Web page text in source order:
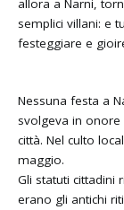
allora a Narni,
semplici villani: e
festeggiare e
Nessuna festa a
svolgeva in onore
città. Nel culto
maggio.
Gli statuti cittadini
erano gli antichi